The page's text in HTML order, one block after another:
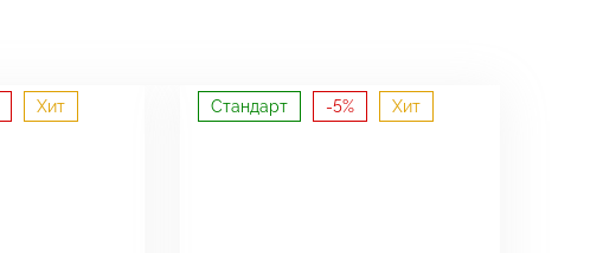
Хит Стандарт -5% Хит